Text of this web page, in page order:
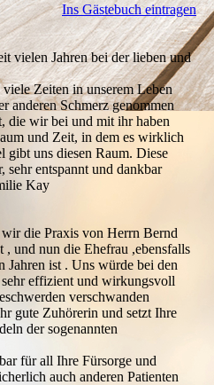
Ins Gästebuch eintragen
vielen Jahren bei der lieben und
Zeiten in unserem Leben
anderen Schmerz genommen
die wir bei und mit ihr haben
und Zeit, in dem es wirklich
gibt uns diesen Raum. Diese
sehr entspannt und dankbar
Kay
wir die Praxis von Herrn Bernd
, und nun die Ehefrau ,ebensfalls
Jahren ist . Uns würde bei den
effizient und wirkungsvoll
verschwanden
gute Zuhörerin und setzt Ihre
der sogenannten
für all Ihre Fürsorge und
auch anderen Patienten